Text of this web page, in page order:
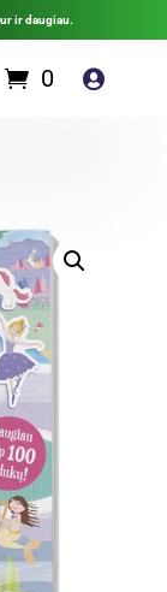
ir daugiau.
0 